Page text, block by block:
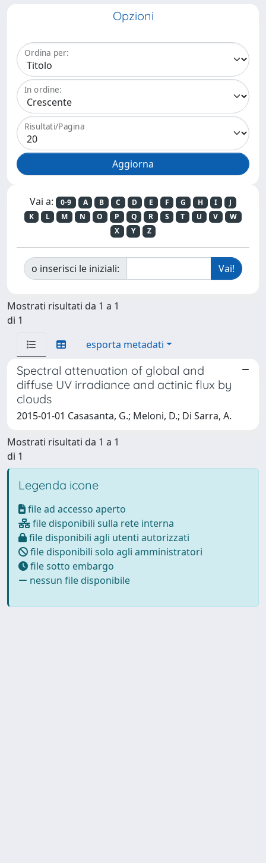
Opzioni
Ordina per:
In ordine:
Risultati/Pagina
Vai a: 0-9 A B C D E F G H I
J
K
L M N O P Q R S T U V
W
X
Y Z
o inserisci le iniziali:
Mostrati risultati da 1 a 1
di 1
esporta metadati
Spectral attenuation of global and
diffuse UV irradiance and actinic flux by
clouds
2015-01-01 Casasanta, G.; Meloni, D.; Di Sarra, A.
Mostrati risultati da 1 a 1
di 1
Legenda icone
file ad accesso aperto
file disponibili sulla rete interna
file disponibili agli utenti autorizzati
file disponibili solo agli amministratori
file sotto embargo
nessun file disponibile